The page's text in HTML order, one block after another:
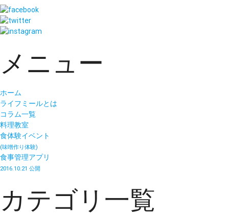
メニュー
ホーム
ライフミールとは
コラム一覧
料理教室
食体験イベント
(味噌作り体験)
食事管理アプリ
2016.10.21 公開
カテゴリ一覧